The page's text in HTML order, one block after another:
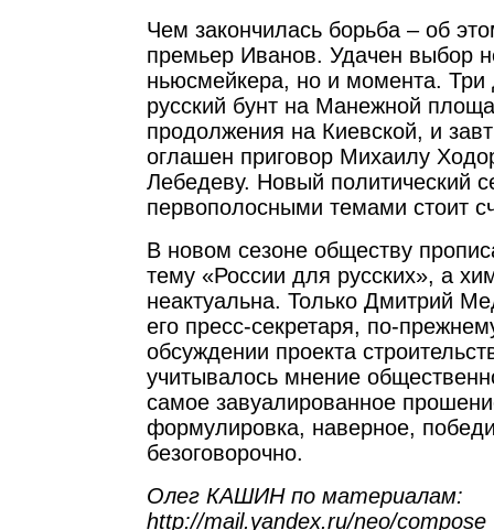
Чем закончилась борьба – об
премьер Иванов. Удачен выбор
ньюсмейкера, но и момента. Три
русский бунт на Манежной
продолжения на Киевской, и
оглашен приговор Михаилу
Лебедеву. Новый политический
первополосными темами стоит
В новом сезоне обществу
тему «России для русских», а
неактуальна. Только Дмитрий
его пресс-секретаря, по-
обсуждении проекта
учитывалось мнение
самое завуалированное
формулировка, наверное,
безоговорочно.
Олег КАШИН по материалам:
http://mail.yandex.ru/neo/compose